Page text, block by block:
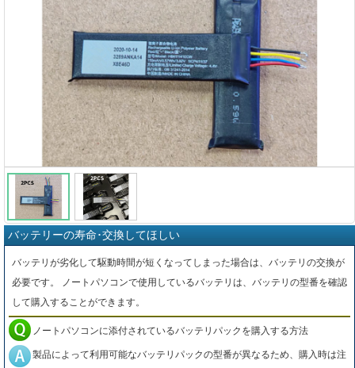
バッテリーの寿命･交換してほしい
バッテリが劣化して駆動時間が短くなってしまった場合は、バッテリの交換が
必要です。 ノートパソコンで使用しているバッテリは、バッテリの型番を確認
して購入することができます。
ノートパソコンに添付されているバッテリパックを購入する方法
製品によって利用可能なバッテリパックの型番が異なるため、購入時は注